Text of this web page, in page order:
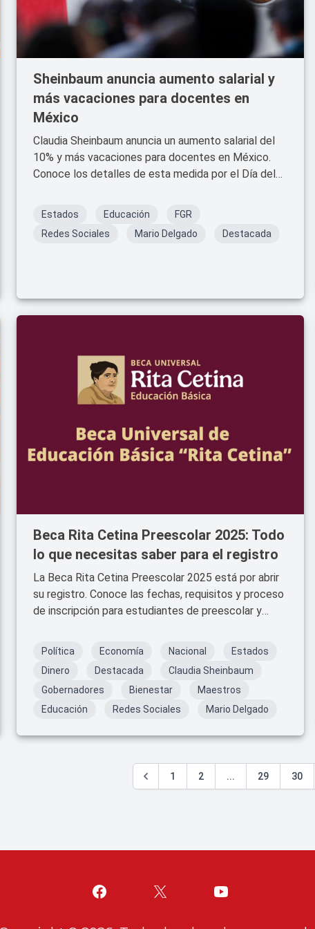
Sheinbaum anuncia aumento salarial y
más vacaciones para docentes en
México
Claudia Sheinbaum anuncia un aumento salarial del
10% y más vacaciones para docentes en México.
Conoce los detalles de esta medida por el Día del
Estados Educación
FGR
Redes Sociales
Mario Delgado Destacada
Beca Rita Cetina Preescolar 2025: Todo
lo que necesitas saber para el registro
La Beca Rita Cetina Preescolar 2025 está por abrir
su registro. Conoce las fechas, requisitos y proceso
de inscripción para estudiantes de preescolar y
Política Economía Nacional
Estados
Dinero
Destacada
Claudia Sheinbaum
Gobernadores
Bienestar
Maestros
Educación
Redes Sociales Mario Delgado
1 2 ... 29 30